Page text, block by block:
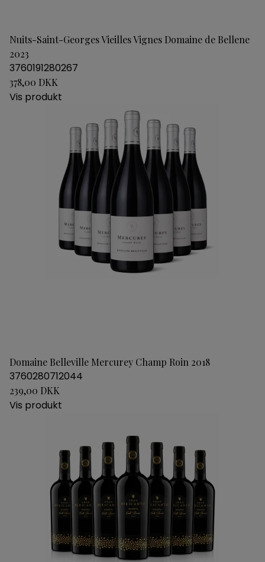
Nuits-Saint-Georges Vieilles Vignes Domaine de Bellene
2023
3760191280267
378,00 DKK
Vis produkt
Domaine Belleville Mercurey Champ Roin 2018
3760280712044
239,00 DKK
Vis produkt